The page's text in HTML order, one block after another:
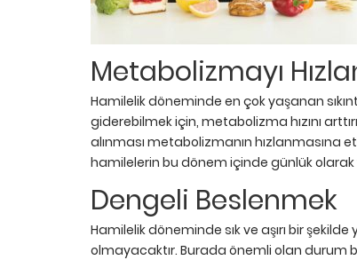
Metabolizmayı
Hamilelik döneminde en çok yaşanan
giderebilmek için, metabolizma hızını
alınması metabolizmanın hızlanmasına
hamilelerin bu dönem içinde günlük olarak
Dengeli Beslenmek
Hamilelik döneminde sık ve aşırı bir
olmayacaktır. Burada önemli olan durum